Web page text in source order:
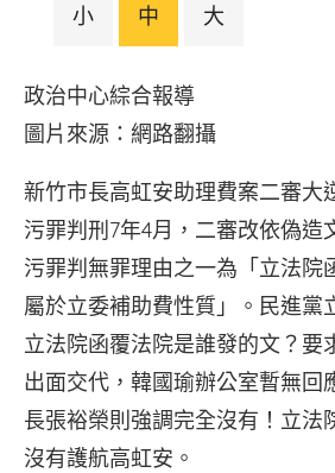
小 中 大
政治中心綜合報導
圖片來源：網
新竹市長高虹安助理費案二審大
污罪判刑7年4月，二審改依偽造
污罪判無罪理由之一為「立法院
屬於立委補助費性質」。民進黨
立法院函覆法院是誰發的文？要
出面交代，韓國瑜辦公室暫無回
長張裕榮則強調完全沒有！立法
沒有護航高虹安。